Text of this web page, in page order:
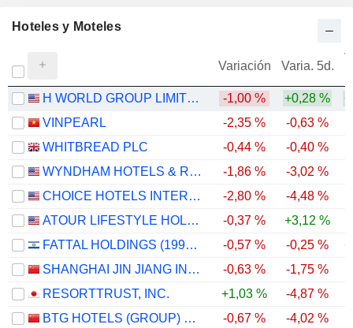
Hoteles y Moteles
Variación Varia. 5d.
H WORLD GROUP LIMITED -1,00 % +0,28 %
VINPEARL
-2,35 % -0,63 %
WHITBREAD PLC
-0,44 % -0,40 %
WYNDHAM HOTELS & RESORTS, INC.
-1,86 % -3,02 %
CHOICE HOTELS INTERNATIONAL, INC.
-2,80 % -4,48 %
ATOUR LIFESTYLE HOLDINGS LIMITED
-0,37 % +3,12 %
FATTAL HOLDINGS (1998) LTD
-0,57 % -0,25 %
SHANGHAI JIN JIANG INTERNATIONAL HOTELS CO., LTD.
-0,63 % -1,75 %
RESORTTRUST, INC.
+1,03 % -4,87 %
BTG HOTELS (GROUP) CO., LTD.
-0,67 % -4,02 %